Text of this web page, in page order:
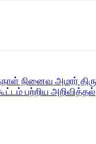
நினைவு அமரர்
பற்றிய அறிவித்தல்